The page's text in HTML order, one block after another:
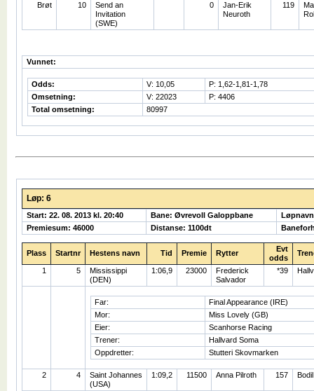
Brøt
10
Send an
Invitation
(SWE)
0
Jan-Erik
Neuroth
119
Vunnet:
Odds: V: 10,05
P: 1,62-1,81-1,78
Omsetning:
V: 22023
P: 4406
Total omsetning:
80997
Løp: 6
Start: 22. 08. 2013 kl. 20:40 Bane: Øvrevoll Galoppbane
Premiesum: 46000
Distanse: 1100dt
Plass Startnr Hestens navn Tid Premie Rytter
Evt
odds
1 5
Mississippi
(DEN)
1:06,9 23000
Frederick
Salvador
*39
Far:
Final Appearance (IRE)
Mor:
Miss Lovely (GB)
Eier:
Scanhorse Racing
Trener:
Hallvard Soma
Oppdretter:
Stutteri Skovmarken
2 4
Saint Johannes
(USA)
1:09,2 11500 Anna Pilroth 157